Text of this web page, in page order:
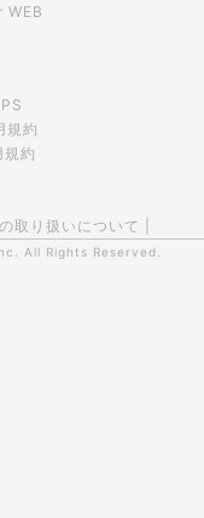
WEB
規約
約
取り扱いについて
All Rights Reserved.